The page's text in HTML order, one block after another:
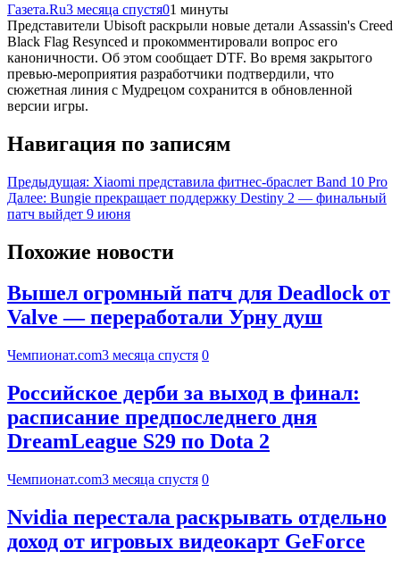
Газета.Ru3 месяца спустя01 минуты
Представители Ubisoft раскрыли новые детали Assassin's Creed
Black Flag Resynced и прокомментировали вопрос его
каноничности. Об этом сообщает DTF. Во время закрытого
превью-мероприятия разработчики подтвердили, что
сюжетная линия с Мудрецом сохранится в обновленной
версии игры.
Навигация по записям
Предыдущая: Xiaomi представила фитнес-браслет Band 10 Pro
Далее: Bungie прекращает поддержку Destiny 2 — финальный
патч выйдет 9 июня
Похожие новости
Вышел огромный патч для Deadlock от
Valve — переработали Урну душ
Чемпионат.com3 месяца спустя 0
Российское дерби за выход в финал:
расписание предпоследнего дня
DreamLeague S29 по Dota 2
Чемпионат.com3 месяца спустя 0
Nvidia перестала раскрывать отдельно
доход от игровых видеокарт GeForce